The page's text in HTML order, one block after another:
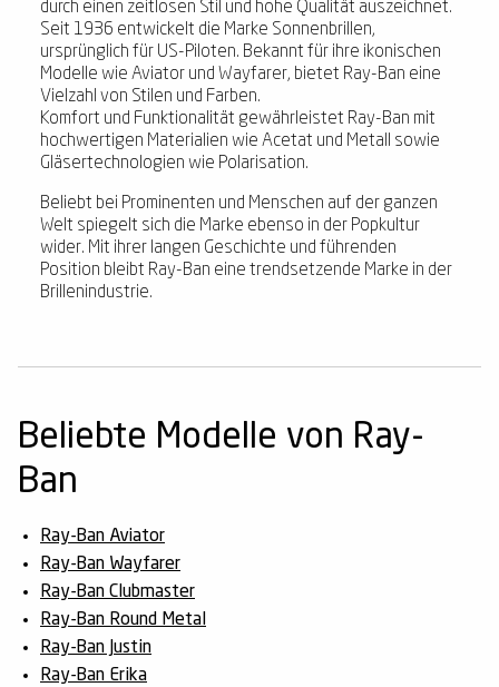
durch einen zeitlosen Stil und hohe Qualität auszeichnet.
Seit 1936 entwickelt die Marke Sonnenbrillen,
ursprünglich für US-Piloten. Bekannt für ihre ikonischen
Modelle wie Aviator und Wayfarer, bietet Ray-Ban eine
Vielzahl von Stilen und Farben.
Komfort und Funktionalität gewährleistet Ray-Ban mit
hochwertigen Materialien wie Acetat und Metall sowie
Gläsertechnologien wie Polarisation.
Beliebt bei Prominenten und Menschen auf der ganzen
Welt spiegelt sich die Marke ebenso in der Popkultur
wider. Mit ihrer langen Geschichte und führenden
Position bleibt Ray-Ban eine trendsetzende Marke in der
Brillenindustrie.
Beliebte Modelle von Ray-
Ban
Ray-Ban Aviator
Ray-Ban Wayfarer
Ray-Ban Clubmaster
Ray-Ban Round Metal
Ray-Ban Justin
Ray-Ban Erika